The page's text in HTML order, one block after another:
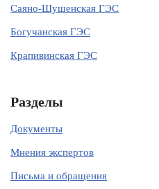
Саяно-Шушенская ГЭС
Богучанская ГЭС
Крапивинская ГЭС
Разделы
Документы
Мнения экспертов
Письма и обращения